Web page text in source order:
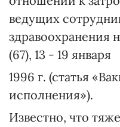
ведущих
здравоохранения
(67), 13 - 19 января
1996 г. (статья
исполнения»).
Известно, что